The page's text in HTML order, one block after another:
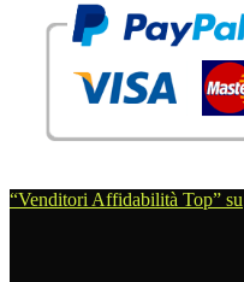
“Venditori Affidabilità Top” su